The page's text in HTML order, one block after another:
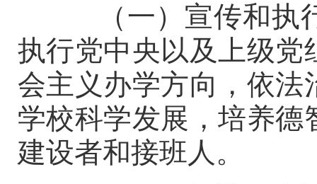
（一）宣传和执行
执行党中央以及上级党
会主义办学方向，依
学校科学发展，培养
建设者和接班人。